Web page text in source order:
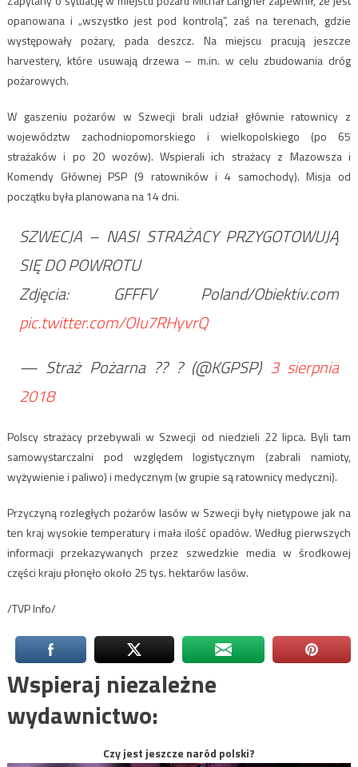
opanowana i „wszystko jest pod kontrolą”, zaś na terenach, gdzie
występowały pożary, pada deszcz. Na miejscu pracują jeszcze
harvestery, które usuwają drzewa – m.in. w celu zbudowania dróg
pożarowych.
W gaszeniu pożarów w Szwecji brali udział głównie ratownicy z
województw zachodniopomorskiego i wielkopolskiego (po 65
strażaków i po 20 wozów). Wspierali ich strażacy z Mazowsza i
Komendy Głównej PSP (9 ratowników i 4 samochody). Misja od
początku była planowana na 14 dni.
SZWECJA – NASI STRAŻACY PRZYGOTOWUJĄ
SIĘ DO POWROTU
Zdjęcia: GFFFV Poland/Obiektiv.com
pic.twitter.com/OIu7RHyvrQ
— Straż Pożarna ?? ? (@KGPSP) 3 sierpnia
2018
Polscy strażacy przebywali w Szwecji od niedzieli 22 lipca. Byli tam
samowystarczalni pod względem logistycznym (zabrali namioty,
wyżywienie i paliwo) i medycznym (w grupie są ratownicy medyczni).
Przyczyną rozległych pożarów lasów w Szwecji były nietypowe jak na
ten kraj wysokie temperatury i mała ilość opadów. Według pierwszych
informacji przekazywanych przez szwedzkie media w środkowej
części kraju płonęło około 25 tys. hektarów lasów.
/TVP Info/
Wspieraj niezależne
wydawnictwo:
Czy jest jeszcze naród polski?